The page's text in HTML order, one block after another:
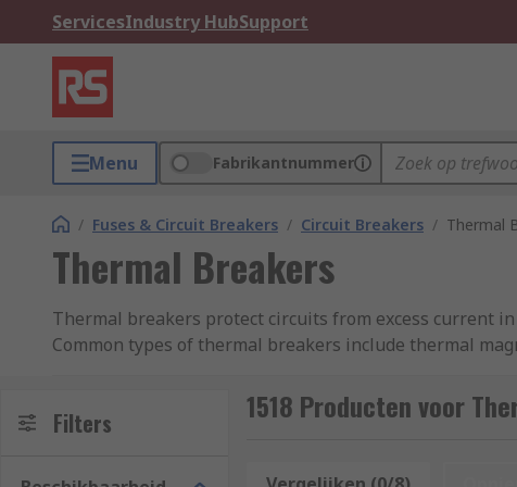
ServicesIndustry HubSupport
Menu Fabrikantnummer
/ Fuses & Circuit Breakers / Circuit Breakers / Thermal
Thermal Breakers
Thermal breakers protect circuits from excess current
Common types of thermal breakers include thermal
Types of Thermal Breakers
electrical switch to disrupt the flow of current when an
Filters 1518 Producten voor